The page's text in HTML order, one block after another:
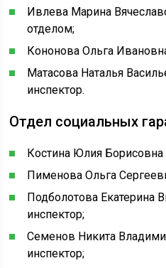
Ивлева Марина
отделом;
Кононова Ольга
Матасова Наталья
инспектор.
Отдел социальных
Костина Юлия
Пименова Ольга
Подболотова Екатерина
инспектор;
Семенов Никита
инспектор;